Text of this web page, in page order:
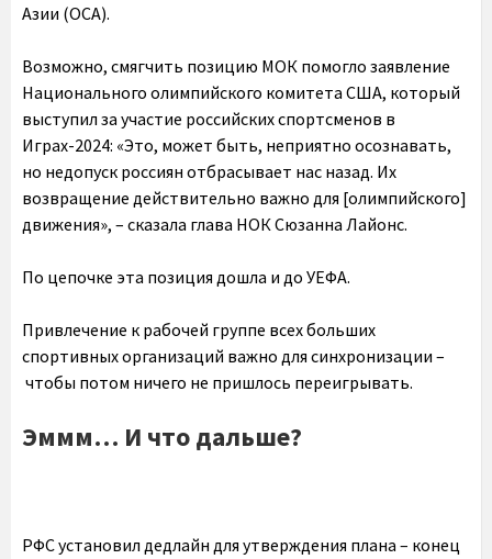
Азии (ОСА).
Возможно, смягчить позицию МОК помогло заявление
Национального олимпийского комитета США, который
выступил за участие российских спортсменов в
Играх-2024: «Это, может быть, неприятно осознавать,
но недопуск россиян отбрасывает нас назад. Их
возвращение действительно важно для [олимпийского]
движения», – сказала глава НОК Сюзанна Лайонс.
По цепочке эта позиция дошла и до УЕФА.
Привлечение к рабочей группе всех больших
спортивных организаций важно для синхронизации –
чтобы потом ничего не пришлось переигрывать.
Эммм… И что дальше?
РФС установил дедлайн для утверждения плана – конец